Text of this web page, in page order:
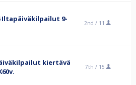
Iltapäiväkilpailut 9-
2nd / 11
kiertävä
7th / 15